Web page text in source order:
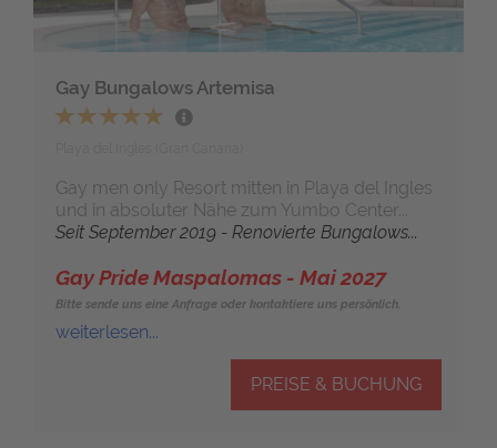
Gay Bungalows Artemisa
Gay men only Resort mitten in Playa del Ingles
und in absoluter Nähe zum Yumbo Center...
Seit September 2019 - Renovierte Bungalows...
Gay Pride Maspalomas - Mai 2027
Bitte sende uns eine Anfrage oder kontaktiere uns persönlich.
weiterlesen...
PREISE & BUCHUNG